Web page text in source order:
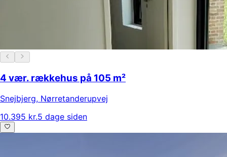
4 vær. rækkehus på 105 m²
Snejbjerg, Nørretanderupvej
10.395 kr.5 dage siden